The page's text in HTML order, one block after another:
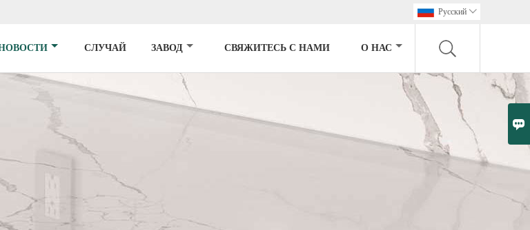

Pусский 
СЛУЧАЙ ЗАВОД СВЯЖИТЕСЬ С НАМИ О НАС